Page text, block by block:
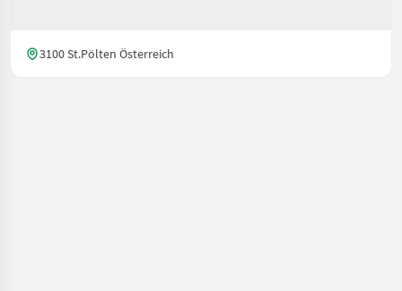
3100 St.Pölten Österreich